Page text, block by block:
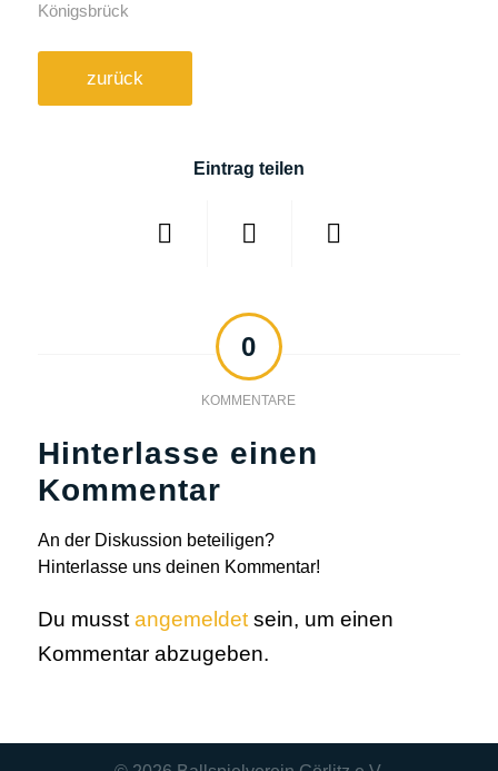
Königsbrück
zurück
Eintrag teilen
0
KOMMENTARE
Hinterlasse einen
Kommentar
An der Diskussion beteiligen?
Hinterlasse uns deinen Kommentar!
Du musstangemeldetsein, um einen
Kommentar abzugeben.